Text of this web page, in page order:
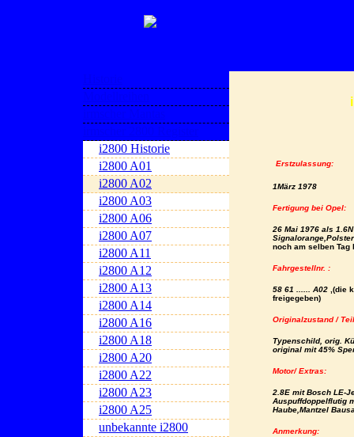
i2800 Historie
i2800 A01
i2800 A02
i2800 A03
i2800 A06
i2800 A07
i2800 A11
i2800 A12
i2800 A13
i2800 A14
i2800 A16
i2800 A18
i2800 A20
i2800 A22
i2800 A23
i2800 A25
unbekannte i2800
Erstzulassung:
1März 1978
Fertigung bei Opel:
26 Mai 1976 als
Signalorange,
noch am selben Tag
Fahrgestellnr. :
58 61 ...... A02 (die
freigegeben)
Originalzustand /
Typenschild, orig.
original mit 45%
Motor/ Extras:
2.8E mit Bosch LE-
Auspuffdoppelflutig
Haube, Mantzel
Anmerkung: